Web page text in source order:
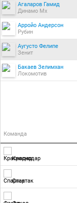
Агаларов Гамид
Динамо Мх
Арройо Андерсон
Рубин
Аугусто Фелипе
Зенит
Бакаев Зелимхан
Локомотив
Команда
Краснодар
Спартак